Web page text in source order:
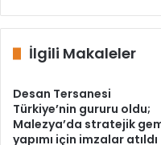
İlgili Makaleler
Desan Tersanesi
Türkiye’nin gururu oldu;
Malezya’da stratejik
yapımı için imzalar atıldı